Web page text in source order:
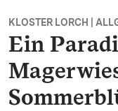
KLOSTER LORCH |
Ein